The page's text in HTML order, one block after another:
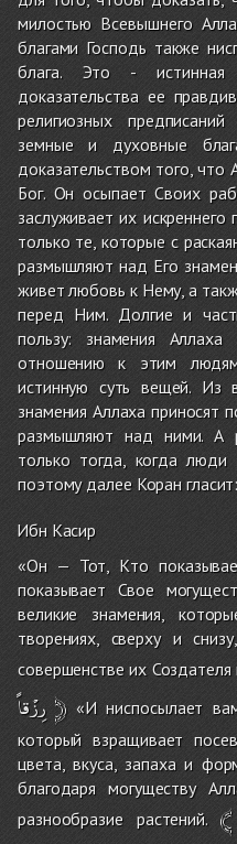
милостью Всевышнего
благами Господь также
блага. Это - истинная
доказательства ее
религиозных
земные и духовные
доказательством того,
Бог. Он осыпает Своих
заслуживает их
только те, которые с
размышляют над Его
живет любовь к Нему, а
перед Ним. Долгие и
пользу: знамения
отношению к этим
истинную суть вещей. Из
знамения Аллаха приносят
размышляют над ними. А
только тогда, когда
поэтому далее Коран
Ибн Касир
«Он — Тот, Кто
показывает Свое
великие знамения,
творениях, сверху и
совершенстве их Создателя
رِزْقاً ﴿«И ниспосылает
который взращивает
цвета, вкуса, запаха и
благодаря могуществу
разнообразие растений. ﴾